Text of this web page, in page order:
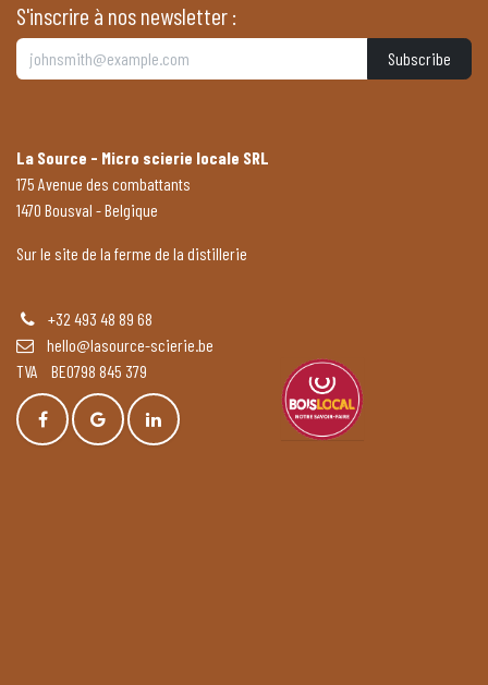
S'inscrire à nos newsletter :
Subscribe
La Source - Micro scierie locale SRL
175 Avenue des combattants
1470 Bousval - Belgique
Sur le site de la ferme de la distillerie
+32 493 48 89 68
hello@lasource-scierie.be
TVA BE0798 845 379